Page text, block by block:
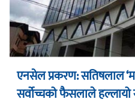
एनसेल प्रकरण: सतिषलाल
सर्वोच्चको फैसलाले